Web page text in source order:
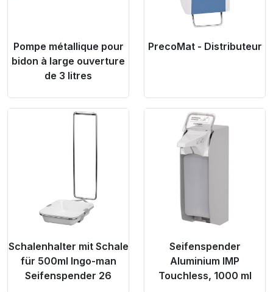
Pompe métallique pour
bidon à large ouverture
de 3 litres
PrecoMat - Distributeur
Schalenhalter mit Schale
für 500ml Ingo-man
Seifenspender 26
Product Link
Seifenspender
Aluminium IMP
Touchless, 1000 ml